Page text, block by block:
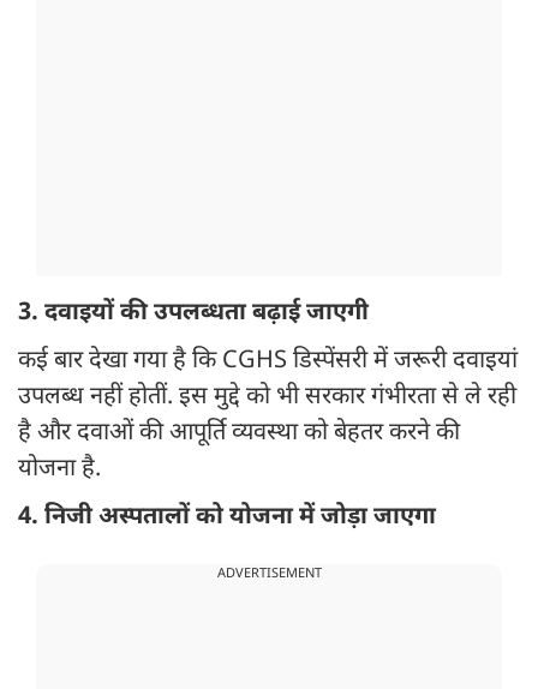
3. दवाइयों की उपलब्धता बढ़ाई जाएगी
कई बार देखा गया है कि CGHS डिस्पेंसरी में जरूरी दवाइयां
उपलब्ध नहीं होतीं. इस मुद्दे को भी सरकार गंभीरता से ले रही
है और दवाओं की आपूर्ति व्यवस्था को बेहतर करने की
योजना है.
4. निजी अस्पतालों को योजना में जोड़ा जाएगा
ADVERTISEMENT